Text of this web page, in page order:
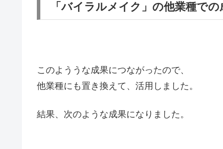
「バイラルメイク」の他業種での
このよううな成果につながったので、
他業種にも置き換えて、活用しました。
結果、次のような成果になりました。